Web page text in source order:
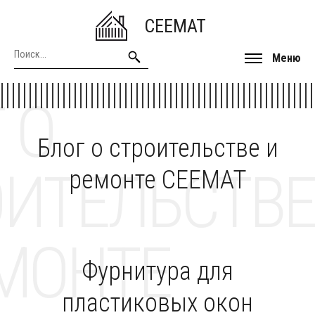
CEEMAT
Меню
Блог о строительстве и
ремонте CEEMAT
О
Фурнитура для
пластиковых окон